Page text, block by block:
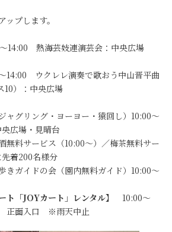
プします。
14:00 熱海芸妓連演芸会：中央広場
14:00 ウクレレ演奏で歌おう中山晋平曲
10）：中央広場
グリング・ヨーヨー・猿回し）10:00～
広場・見晴台
料サービス（10:00～）／梅茶無料サー
着200名様分
ガイドの会（園内無料ガイド）10:00～
ト「JOYカート」レンタル】
10:00～
正面入口 ※雨天中止